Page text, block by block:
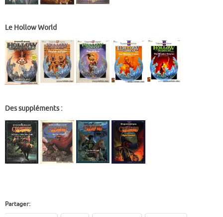
Le Hollow World
Des suppléments :
Partager: